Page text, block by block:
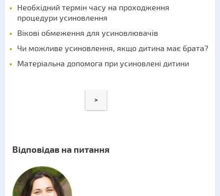
Необхідний термін часу на проходження
процедури усиновлення
Вікові обмеження для усиновлювачів
Чи можливе усиновлення, якщо дитина має брата?
Матеріальна допомога при усиновлені дитини
>
Відповідав на питання